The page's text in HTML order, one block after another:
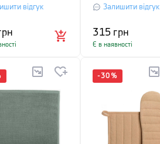
відгук
сірийЗалишити відгук
315 грн
Є в наявності
-30 %